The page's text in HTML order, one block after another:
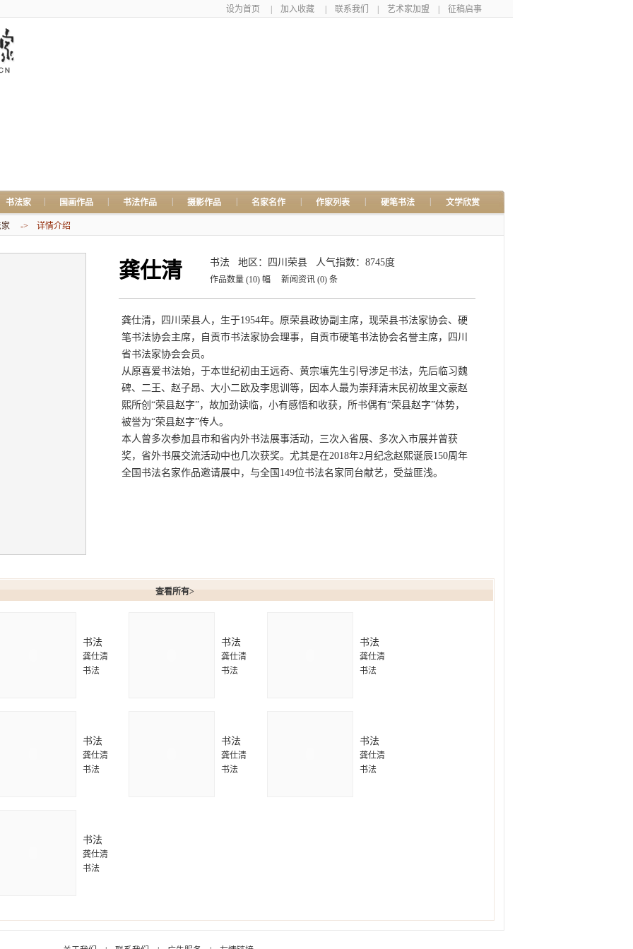
设为首页 加入收藏 联系我们 艺术家加盟 征稿启事
书法家 国画作品 书法作品 摄影作品 名家名作 作家列表 硬笔书法 文学欣赏
-> 详情介绍
龚仕清 书法 地区：四川荣县 人气指数：8745度
作品数量 (10) 幅 新闻资讯 (0) 条
龚仕清，四川荣县人，生于1954年。原荣县政协副主席，现荣县书法家协会、硬
笔书法协会主席，自贡市书法家协会理事，自贡市硬笔书法协会名誉主席，四川
省书法家协会会员。
从原喜爱书法始，于本世纪初由王远奇、黄宗壤先生引导涉足书法，先后临习魏
碑、二王、赵子昂、大小二欧及李思训等，因本人最为崇拜清末民初故里文豪赵
熙所创“荣县赵字”，故加劲读临，小有感悟和收获，所书偶有“荣县赵字”体势，
被誉为“荣县赵字”传人。
本人曾多次参加县市和省内外书法展事活动，三次入省展、多次入市展并曾获
奖，省外书展交流活动中也几次获奖。尤其是在2018年2月纪念赵熙诞辰150周年
全国书法名家作品邀请展中，与全国149位书法名家同台献艺，受益匪浅。
查看所有>
书法
龚仕清
书法
书法
龚仕清
书法
书法
龚仕清
书法
书法
龚仕清
书法
书法
龚仕清
书法
书法
龚仕清
书法
书法
龚仕清
书法